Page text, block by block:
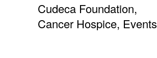
Cudeca Foundation,
Cancer Hospice, Events